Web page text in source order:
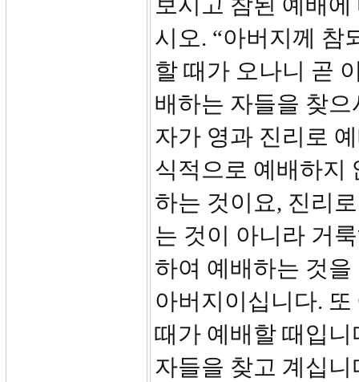
시오. “아버지께 참
할 때가 오나니 곧
배하는 자들을 찾
자가 영과 진리로
식적으로 예배하지
하는 것이요, 진리
는 것이 아니라 거
하여 예배하는 것
아버지이십니다. 또
때가 예배할 때입
자들을 찾고 계십